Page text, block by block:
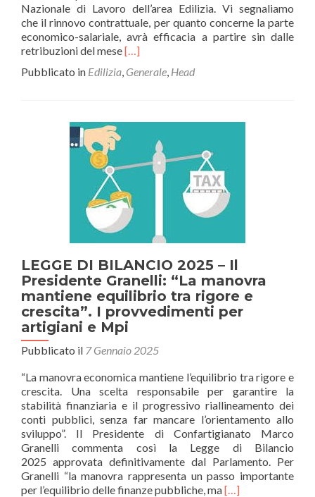
Nazionale di Lavoro dell’area Edilizia. Vi segnaliamo
che il rinnovo contrattuale, per quanto concerne la parte
economico-salariale, avrà efficacia a partire sin dalle
retribuzioni del meseLeggi
piùANAEPA
il
Contratto
Collettivo
Nazionale
di
Lavoro
[…]
Pubblicato in Edilizia Generale Head
LEGGE DI BILANCIO 2025 – Il
Presidente Granelli: “La manovra
mantiene equilibrio tra rigore e
crescita”. I provvedimenti per
artigiani e Mpi
Pubblicato il 7 Gennaio 2025
“La manovra economica mantiene l’equilibrio tra rigore e
crescita. Una scelta responsabile per garantire la
stabilità finanziaria e il progressivo riallineamento dei
conti pubblici, senza far mancare l’orientamento allo
sviluppo”. Il Presidente di Confartigianato Marco
Granelli commenta così la Legge di Bilancio
2025 approvata definitivamente dal Parlamento. Per
Granelli “la manovra rappresenta un passo importante
per l’equilibrio delle finanze pubbliche, maLeggi
[…]